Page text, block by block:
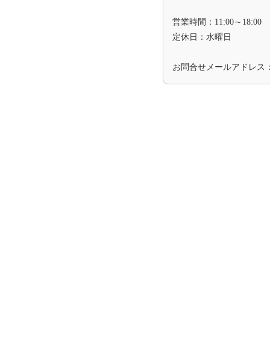
営業時間：11:00～18:00
定休日：水曜日
お問合せメールアドレス